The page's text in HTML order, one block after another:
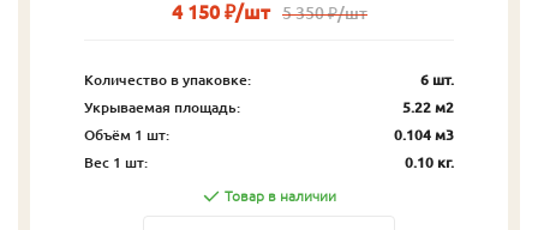
4 150 ₽/шт 5 350 ₽/шт
Количество в упаковке:
6 шт.
Укрываемая площадь:
5.22 м2
Объём 1 шт:
0.104 м3
Вес 1 шт:
0.10 кг.
Товар в наличии